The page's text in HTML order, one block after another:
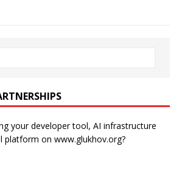
your developer tool, AI infrastructure
platform on www.glukhov.org?